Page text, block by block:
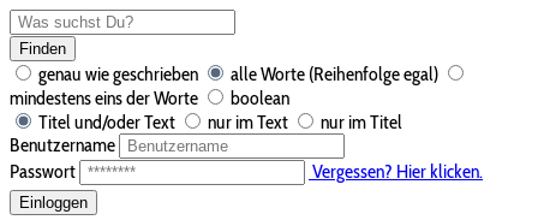
Finden
genau wie geschrieben
alle Worte (Reihenfolge egal)
mindestens eins der Worte
boolean
Titel und/oder Text
nur im Text
nur im Titel
Benutzername
Passwort
Vergessen? Hier klicken.
Einloggen